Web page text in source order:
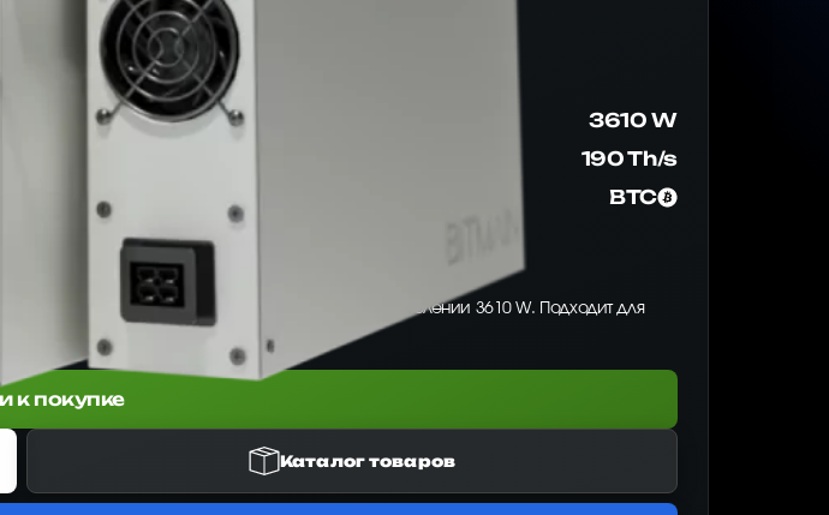
3610 W
190 Th/s
BTC
256. Обеспечивает хешрейт 190.00, при потреблении 3610 W. Подходит для
к покупке
Каталог товаров